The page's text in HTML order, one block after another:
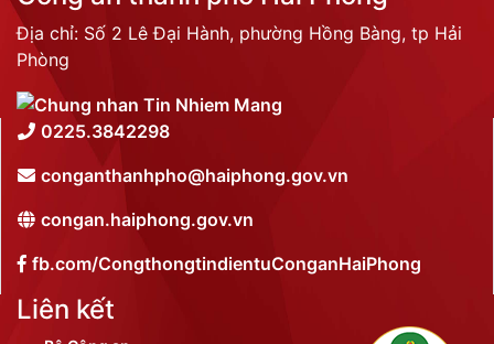
Liên kết
LIÊN HỆ
Công an thành phố Hải Phòng
Địa chỉ: Số 2 Lê Đại Hành, phường Hồng Bàng, tp Hải